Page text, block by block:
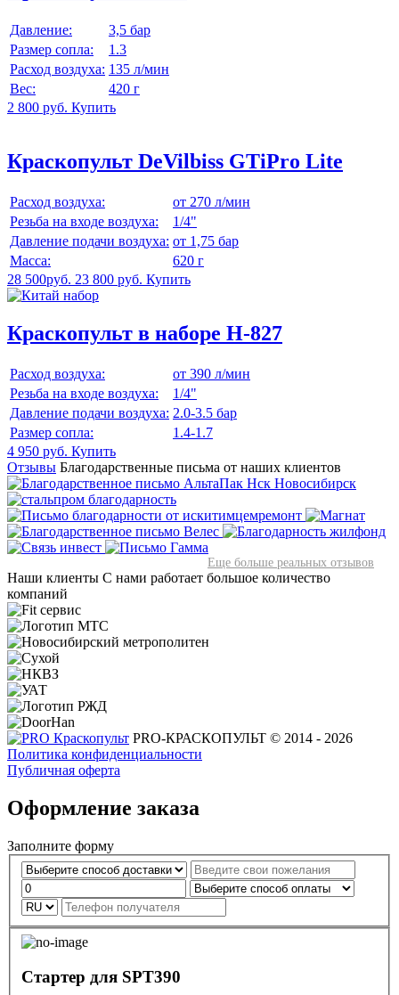
Давление:
3,5 бар
Размер сопла:
1.3
Расход воздуха: 135 л/мин
Вес:
420 г
2 800 руб. Купить
Краскопульт DeVilbiss GTiPro Lite
Расход воздуха:
от 270 л/мин
Резьба на входе воздуха:
1/4"
Давление подачи воздуха: от 1,75 бар
Масса:
620 г
28 500руб. 23 800 руб. Купить
Краскопульт в наборе H-827
Расход воздуха:
от 390 л/мин
Резьба на входе воздуха:
1/4"
Давление подачи воздуха: 2.0-3.5 бар
Размер сопла:
1.4-1.7
4 950 руб. Купить
Отзывы Благодарственные письма от наших клиентов
Еще больше реальных отзывов
Наши клиенты С нами работает большое количество
компаний
PRO-КРАСКОПУЛЬТ © 2014 - 2026
Политика конфиденциальности
Публичная оферта
Оформление заказа
Заполните форму
Стартер для SPT390